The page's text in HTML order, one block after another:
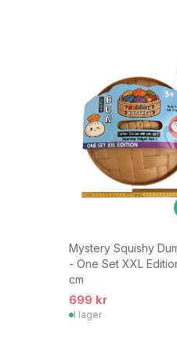
Mystery Squishy
- One Set XXL
cm
699 kr
I lager